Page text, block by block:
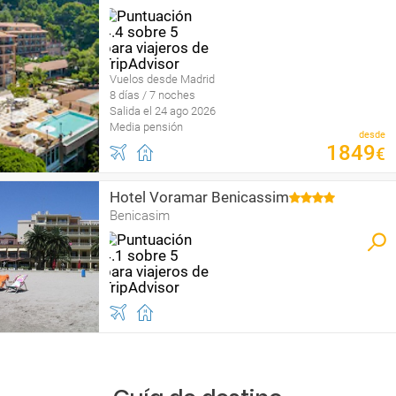
Vuelos desde Madrid
8 días / 7 noches
Salida el 24 ago 2026
Media pensión
desde
1849€
Hotel Voramar Benicassim
Benicasim